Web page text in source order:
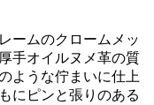
ームのクロームメッ
手オイルヌメ革の質
ような佇まいに仕上
にピンと張りのある